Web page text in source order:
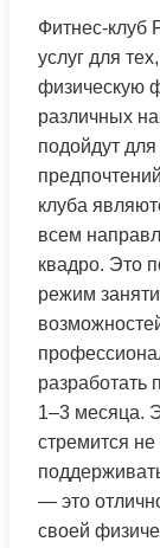
Фитнес-клуб
услуг для
физическую
различных
подойдут
клуба
всем
квадро. Это
режим
разработать
1–3 месяца.
стремится
— это
своей